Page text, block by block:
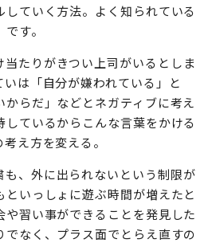
していく方法。よく知られている
す。
たりがきつい上司がいるとしま
は「自分が嫌われている」と
らだ」などとネガティブに考え
ているからこんな言葉をかける
え方を変える。
も、外に出られないという制限が
といっしょに遊ぶ時間が増えたと
習い事ができることを発見した
でなく、プラス面でとらえ直すの